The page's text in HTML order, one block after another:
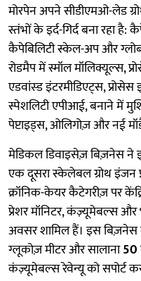
मोरपेन अपने सीडीएमओ-लेड
स्तंभों के इर्द-गिर्द बना रहा
कैपेबिलिटी स्केल-अप और
रोडमैप में स्मॉल मॉलिक्यूल्स,
एडवांस्ड इंटरमीडिएट्स,
स्पेशलिटी एपीआई, बनाने में
पेप्टाइड्स, ओलिगोज़ और नई
मेडिकल डिवाइसेज़ बिज़नेस ने
एक दूसरा स्केलेबल ग्रोथ इंजन
क्रॉनिक-केयर कैटेगरीज़ पर
प्रेशर मॉनिटर, कंज़्यूमेबल्स और
अवसर शामिल हैं। इस बिज़नेस
ग्लूकोज़ मीटर और सालाना50
कंज़्यूमेबल्स रेवेन्यू को सपोर्ट